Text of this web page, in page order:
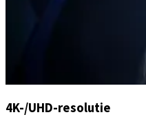
4K-/UHD-resolutie